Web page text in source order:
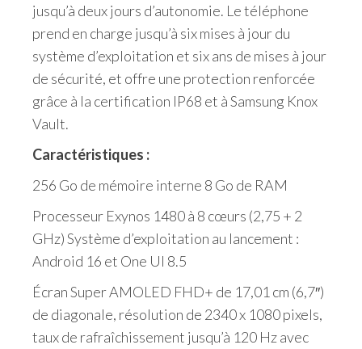
jusqu’à deux jours d’autonomie. Le téléphone
prend en charge jusqu’à six mises à jour du
système d’exploitation et six ans de mises à jour
de sécurité, et offre une protection renforcée
grâce à la certification IP68 et à Samsung Knox
Vault.
Caractéristiques :
256 Go de mémoire interne 8 Go de RAM
Processeur Exynos 1480 à 8 cœurs (2,75 + 2
GHz) Système d’exploitation au lancement :
Android 16 et One UI 8.5
Écran Super AMOLED FHD+ de 17,01 cm (6,7″)
de diagonale, résolution de 2340 x 1080 pixels,
taux de rafraîchissement jusqu’à 120 Hz avec